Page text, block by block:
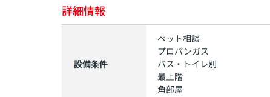
詳細情報
設備条件
ペット相談
プロパンガス
バス・トイレ別
最上階
角部屋